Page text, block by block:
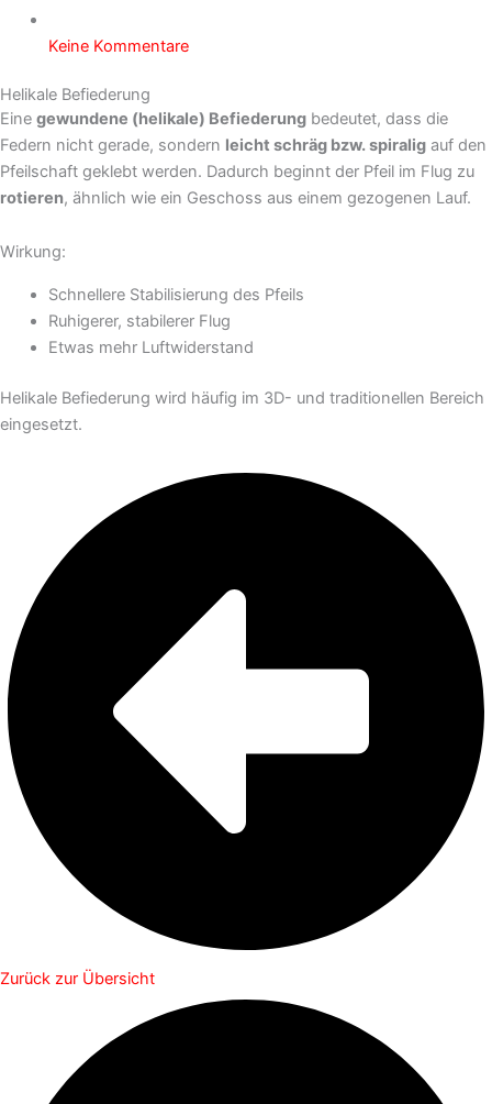
Keine Kommentare
Helikale Befiederung
Eine gewundene (helikale) Befiederung bedeutet, dass die
Federn nicht gerade, sondern leicht schräg bzw. spiralig auf den
Pfeilschaft geklebt werden. Dadurch beginnt der Pfeil im Flug zu
rotieren, ähnlich wie ein Geschoss aus einem gezogenen Lauf.
Wirkung:
Schnellere Stabilisierung des Pfeils
Ruhigerer, stabilerer Flug
Etwas mehr Luftwiderstand
Helikale Befiederung wird häufig im 3D- und traditionellen Bereich
eingesetzt.
Zurück zur Übersicht